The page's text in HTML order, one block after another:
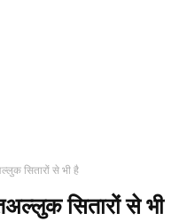
सितारों से भी है
सितारों से भी